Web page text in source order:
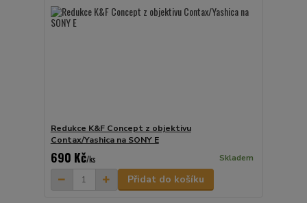
Redukce K&F Concept z objektivu
Contax/Yashica na SONY E
690 Kč/ks Skladem
Přidat do košíku